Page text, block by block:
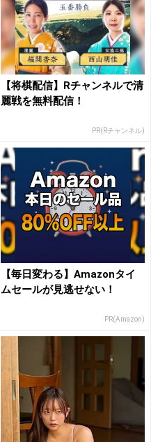
【将棋配信】Rチャンネルで清
麗戦を無料配信！
PR(Rチャンネル)
【毎日変わる】Amazonタイ
ムセールが見逃せない！
PR(Amazon)